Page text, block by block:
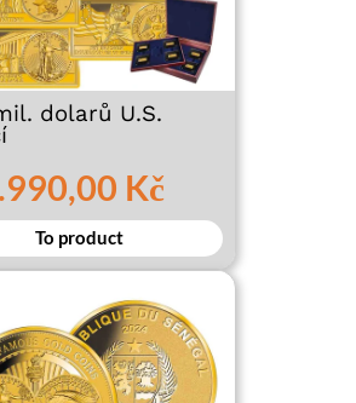
dolarů U.S.
Kč
To product